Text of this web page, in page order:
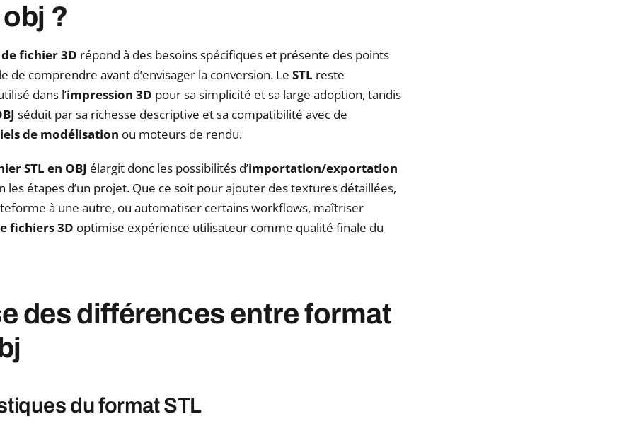
?
fichier 3D répond à des besoins spécifiques et présente des points
de comprendre avant d’envisager la conversion. Le STL reste
dans l’impression 3D pour sa simplicité et sa large adoption, tandis
séduit par sa richesse descriptive et sa compatibilité avec de
de modélisation ou moteurs de rendu.
STL en OBJ élargit donc les possibilités d’importation/exportation
les étapes d’un projet. Que ce soit pour ajouter des textures détaillées,
à une autre, ou automatiser certains workflows, maîtriser
fichiers 3D optimise expérience utilisateur comme qualité finale du
des différences entre format
du format STL